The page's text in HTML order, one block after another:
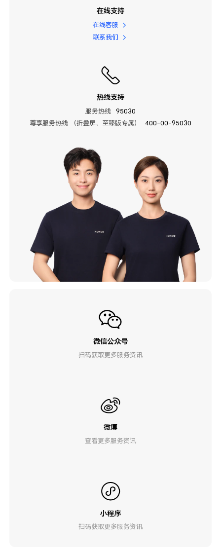
在线支持
在线客服
联系我们
热线支持
服务热线
95030
尊享服务热线 （折叠屏、至臻版专属）
400-00-95030
微信公众号
扫码获取更多服务资讯
微博
查看更多服务资讯
小程序
扫码获取更多服务资讯